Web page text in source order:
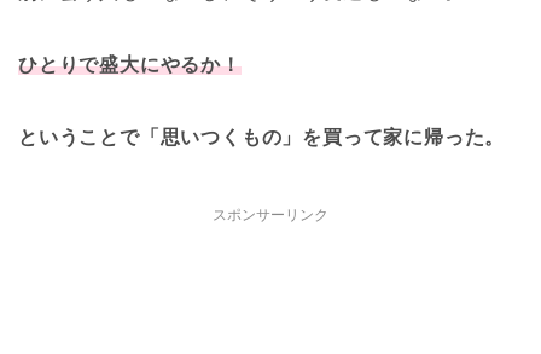
ひとりで盛大にやるか！
ということで「思いつくもの」を買って家に帰った。
スポンサーリンク